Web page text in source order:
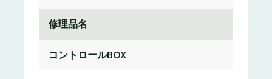
修理品名
コントロールBOX